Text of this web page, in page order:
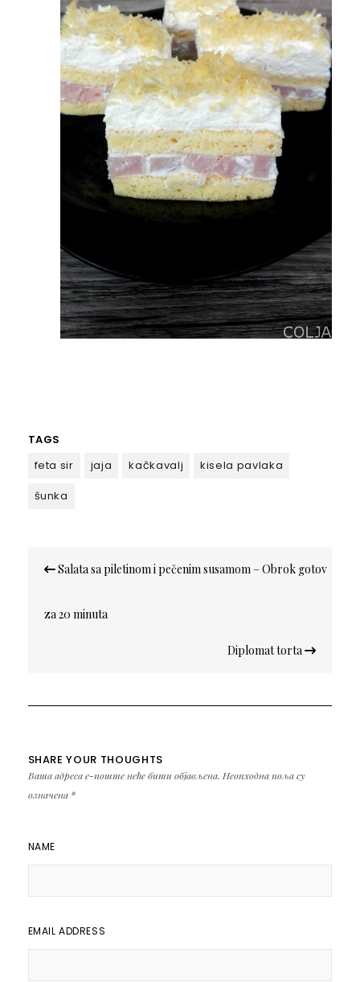
TAGS
feta sir
jaja kačkavalj
kisela pavlaka
šunka
чланка
Salata sa piletinom i pečenim susamom – Obrok gotov
za 20 minuta
Diplomat torta
SHARE YOUR THOUGHTS
Ваша адреса е-поште неће бити објављена. Неопходна поља су
означена *
NAME
EMAIL ADDRESS